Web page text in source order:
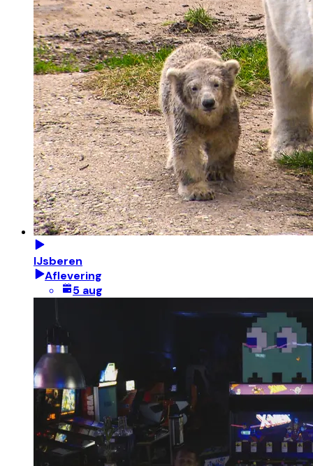
IJsberen
Aflevering
5 aug